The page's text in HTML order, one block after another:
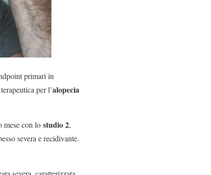
primari in
per l’alopecia
mese con lo studio 2,
severa e recidivante.